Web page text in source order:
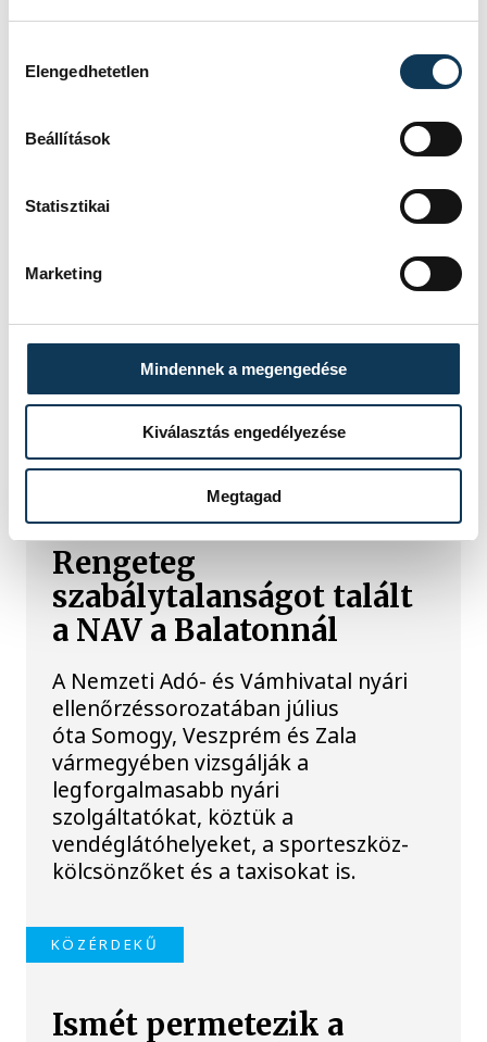
Elengedhetetlen
Beállítások
Statisztikai
Marketing
Mindennek a megengedése
Kiválasztás engedélyezése
Megtagad
Ideiglenes
forgalomkorlátozás a
Jókai utcában
Rengeteg
szabálytalanságot talált
a NAV a Balatonnál
A Nemzeti Adó- és Vámhivatal nyári
ellenőrzéssorozatában július
óta Somogy, Veszprém és Zala
vármegyében vizsgálják a
legforgalmasabb nyári
szolgáltatókat, köztük a
vendéglátóhelyeket, a sporteszköz-
kölcsönzőket és a taxisokat is.
KÖZÉRDEKŰ
Ismét permetezik a